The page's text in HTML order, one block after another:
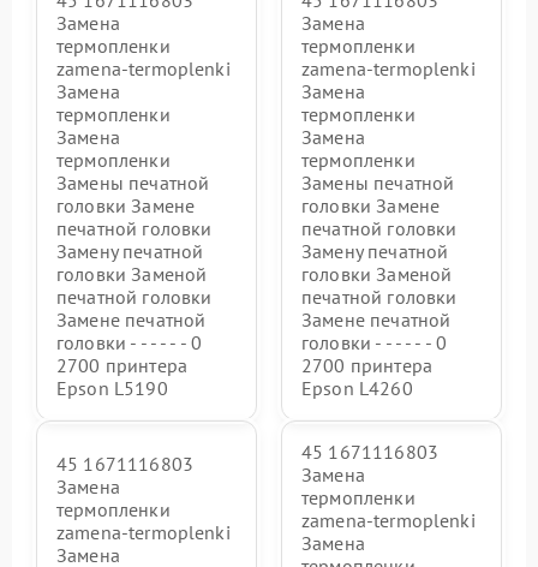
Замена
термопленки
zamena-termoplenki
Замена
термопленки
Замена
термопленки
Замены печатной
головки Замене
печатной головки
Замену печатной
головки Заменой
печатной головки
Замене печатной
головки - - - - - - 0
2700 принтера
Epson L5190
Замена
термопленки
zamena-termoplenki
Замена
термопленки
Замена
термопленки
Замены печатной
головки Замене
печатной головки
Замену печатной
головки Заменой
печатной головки
Замене печатной
головки - - - - - - 0
2700 принтера
Epson L4260
45 1671116803
Замена
термопленки
zamena-termoplenki
Замена
45 1671116803
Замена
термопленки
zamena-termoplenki
Замена